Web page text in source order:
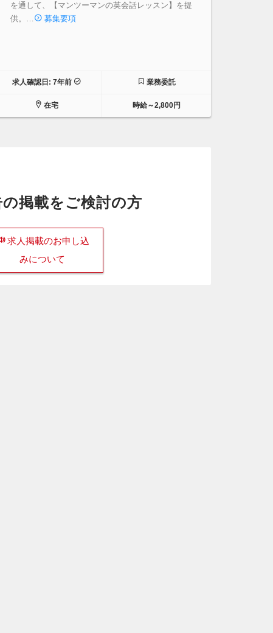
を通して、【マンツーマンの英会話レッスン】を提
供。…
募集要項
求人確認日: 7年前 業務委託
在宅 時給～2,800円
掲載をご検討の方
求人掲載のお申し込
みについて